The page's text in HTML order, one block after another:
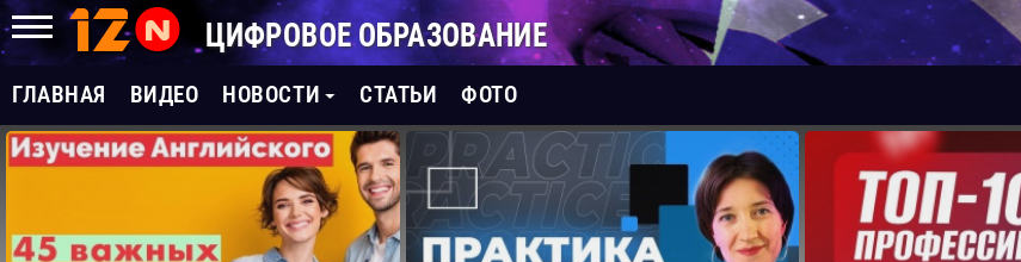
ЦИФРОВОЕ ОБРАЗОВАНИЕ
ГЛАВНАЯ ВИДЕО НОВОСТИ СТАТЬИ ФОТО